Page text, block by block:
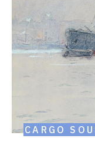
Londres,
1930
CARGO